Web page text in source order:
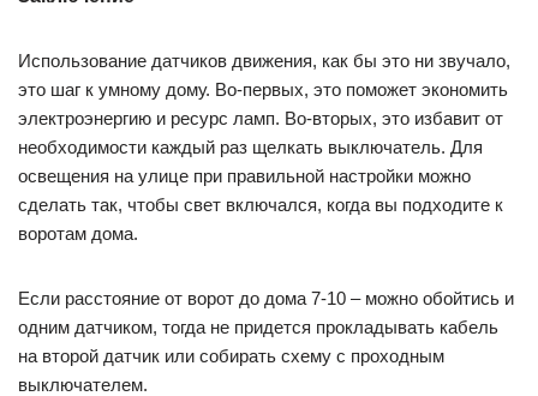
Использование датчиков движения, как бы это ни звучало,
это шаг к умному дому. Во-первых, это поможет экономить
электроэнергию и ресурс ламп. Во-вторых, это избавит от
необходимости каждый раз щелкать выключатель. Для
освещения на улице при правильной настройки можно
сделать так, чтобы свет включался, когда вы подходите к
воротам дома.
Если расстояние от ворот до дома 7-10 – можно обойтись и
одним датчиком, тогда не придется прокладывать кабель
на второй датчик или собирать схему с проходным
выключателем.